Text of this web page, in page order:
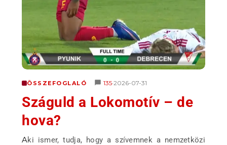
ÖSSZEFOGLALÓ
Száguld a Lokomotív – de
hova?
135•2026-07-31
Aki ismer, tudja, hogy a szívemnek a nemzetközi